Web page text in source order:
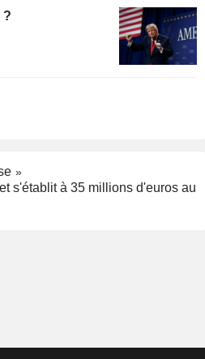
?
s'établit à 35 millions d'euros au